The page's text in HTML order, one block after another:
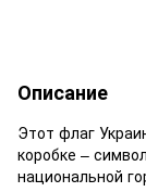
Описание
Этот флаг
коробке –
национальной